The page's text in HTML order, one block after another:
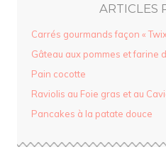
ARTICLES
Carrés gourmands façon «
Gâteau aux pommes et farine
Pain cocotte
Raviolis au Foie gras et au
Pancakes à la patate douce